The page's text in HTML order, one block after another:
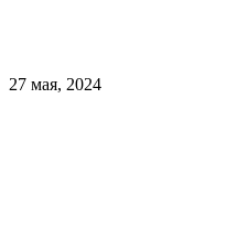
27 мая, 2024